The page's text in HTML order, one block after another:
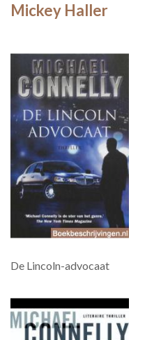
Mickey Haller
De Lincoln-advocaat